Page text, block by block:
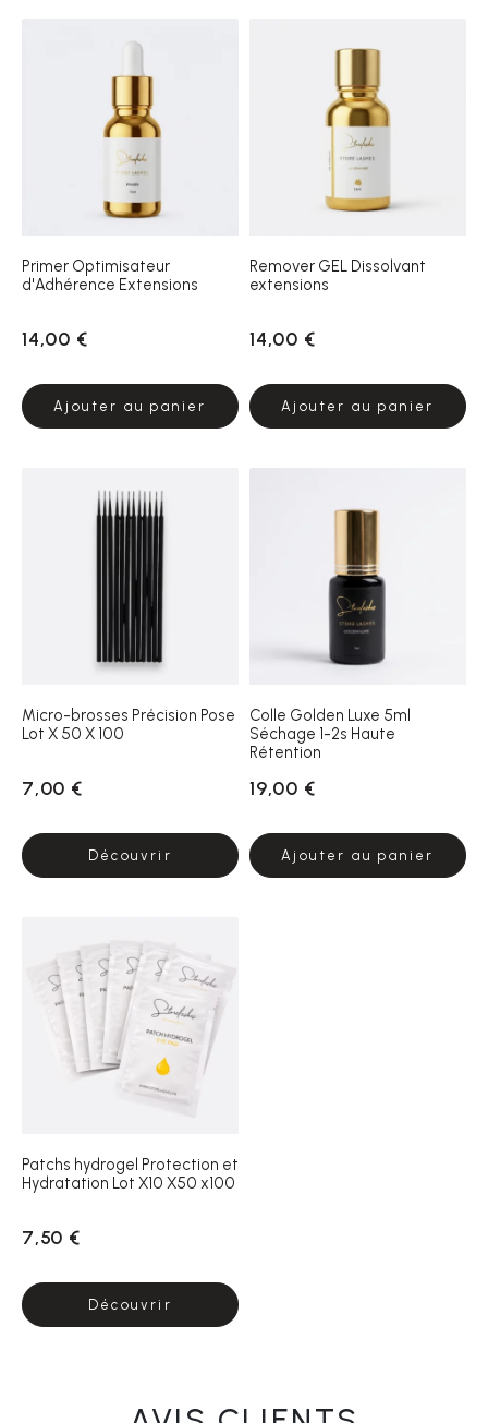
Primer Optimisateur
d'Adhérence Extensions
14,00 €
Ajouter au panier
Remover GEL Dissolvant
extensions
14,00 €
Ajouter au panier
Micro-brosses Précision Pose
Lot X 50 X 100
7,00 €
Découvrir
Colle Golden Luxe 5ml
Séchage 1-2s Haute
Rétention
19,00 €
Ajouter au panier
Patchs hydrogel Protection et
Hydratation Lot X10 X50 x100
7,50 €
Découvrir